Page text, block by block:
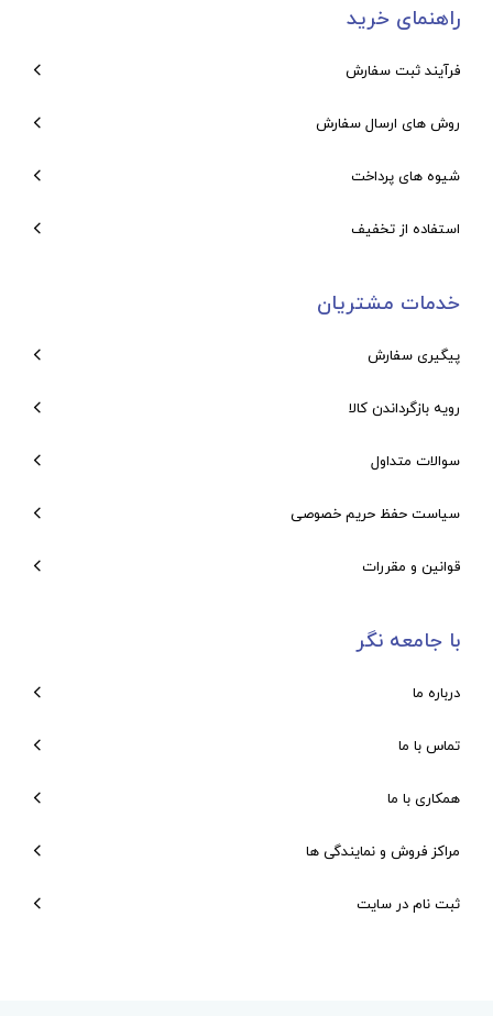
راهنمای خرید
فرآیند ثبت سفارش
روش های ارسال سفارش
شیوه های پرداخت
استفاده از تخفیف
خدمات مشتریان
پیگیری سفارش
رویه بازگرداندن کالا
سوالات متداول
سیاست حفظ حریم خصوصی
قوانین و مقررات
با جامعه نگر
درباره ما
تماس با ما
همکاری با ما
مراکز فروش و نمایندگی ها
ثبت نام در سایت